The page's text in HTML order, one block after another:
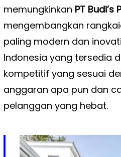
memungkinkan PT Budi’s
mengembangkan
paling modern dan
Indonesia yang tersedia
kompetitif yang sesuai
anggaran apa pun dan
pelanggan yang hebat.